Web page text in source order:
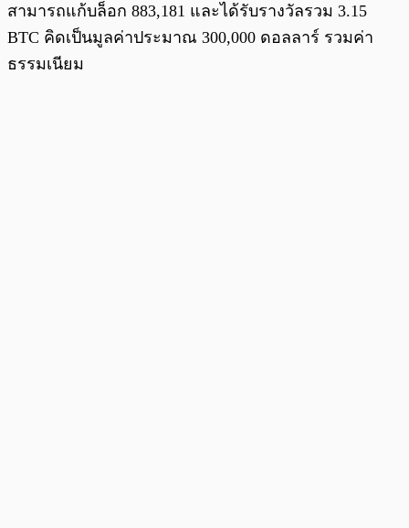
สามารถแก้บล็อก 883,181 และได้รับรางวัลรวม 3.15
BTC คิดเป็นมูลค่าประมาณ 300,000 ดอลลาร์ รวมค่า
ธรรมเนียม